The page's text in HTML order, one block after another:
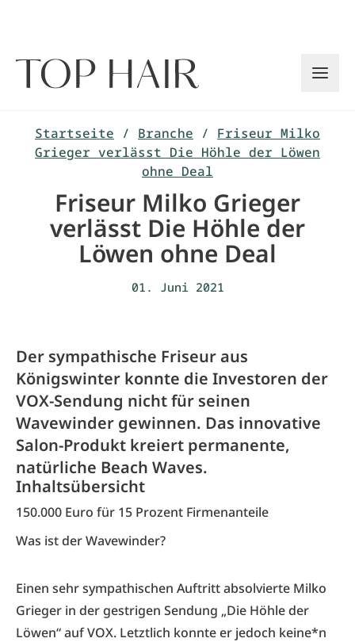
Startseite / Branche / Friseur Milko
Grieger verlässt Die Höhle der Löwen
ohne Deal
Friseur Milko Grieger
verlässt Die Höhle der
Löwen ohne Deal
01. Juni 2021
Der sympathische Friseur aus
Königswinter konnte die Investoren der
VOX-Sendung nicht für seinen
Wavewinder gewinnen. Das innovative
Salon-Produkt kreiert permanente,
natürliche Beach Waves.
Inhaltsübersicht
150.000 Euro für 15 Prozent Firmenanteile
Was ist der Wavewinder?
Einen sehr sympathischen Auftritt absolvierte Milko
Grieger in der gestrigen Sendung „Die Höhle der
Löwen“ auf VOX. Letztlich konnte er jedoch keine*n